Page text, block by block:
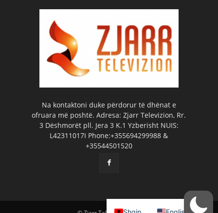
Na kontaktoni duke përdorur të dhënat e
ofruara më poshtë. Adresa: Zjarr Televizion, Rr.
3 Dëshmorët pll. Jera 3 K.1 Yzberisht NUIS:
L42311017I Phone:+355694299988 &
+35544501520